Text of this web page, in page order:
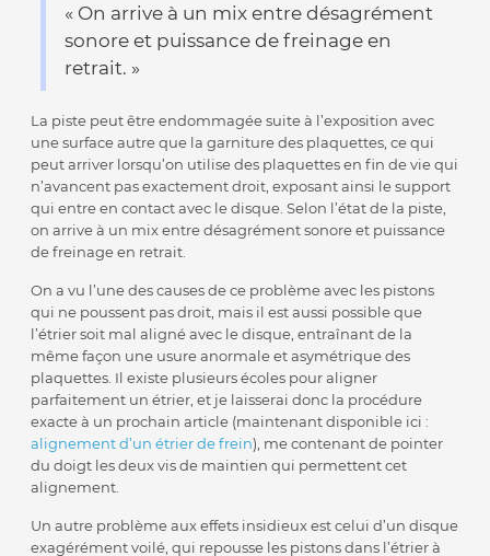
« On arrive à un mix entre désagrément
sonore et puissance de freinage en
retrait. »
La piste peut être endommagée suite à l’exposition avec
une surface autre que la garniture des plaquettes, ce qui
peut arriver lorsqu’on utilise des plaquettes en fin de vie qui
n’avancent pas exactement droit, exposant ainsi le support
qui entre en contact avec le disque. Selon l’état de la piste,
on arrive à un mix entre désagrément sonore et puissance
de freinage en retrait.
On a vu l’une des causes de ce problème avec les pistons
qui ne poussent pas droit, mais il est aussi possible que
l’étrier soit mal aligné avec le disque, entraînant de la
même façon une usure anormale et asymétrique des
plaquettes. Il existe plusieurs écoles pour aligner
parfaitement un étrier, et je laisserai donc la procédure
exacte à un prochain article (maintenant disponible ici :
alignement d’un étrier de frein), me contenant de pointer
du doigt les deux vis de maintien qui permettent cet
alignement.
Un autre problème aux effets insidieux est celui d’un disque
exagérément voilé, qui repousse les pistons dans l’étrier à